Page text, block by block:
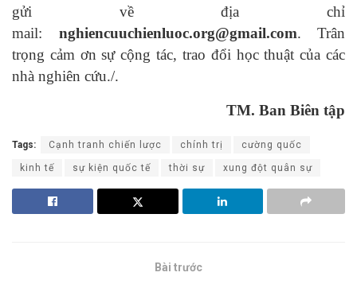
gửi về địa chỉ
mail: nghiencuuchienluoc.org@gmail.com. Trân
trọng cảm ơn sự cộng tác, trao đổi học thuật của các
nhà nghiên cứu./.
TM. Ban Biên tập
Tags: Cạnh tranh chiến lược chính trị cường quốc
kinh tế sự kiện quốc tế thời sự xung đột quân sự
Bài trước